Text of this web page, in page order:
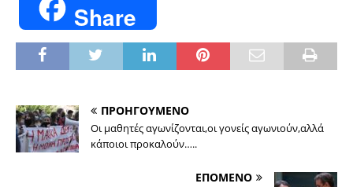
Share
ΠΡΟΗΓΟΥΜΕΝΟ
Οι μαθητές αγωνίζονται,οι γονείς αγωνιούν,αλλά
κάποιοι προκαλούν…..
ΕΠΟΜΕΝΟ